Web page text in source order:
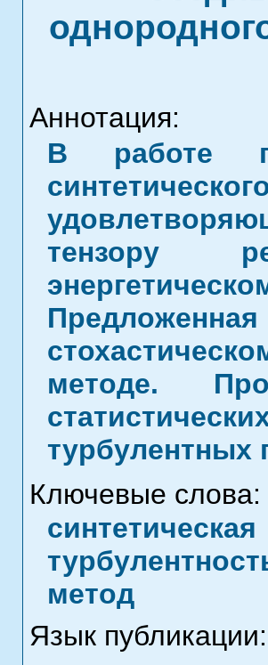
Аннотация:
В работе
тензору
методе.
турбулентных
Ключевые слова:
метод
Язык публикации: